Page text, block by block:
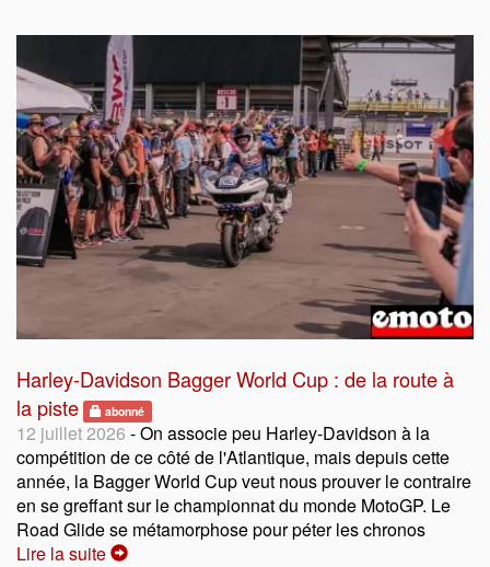
Harley-Davidson Bagger World Cup : de la route à
la piste
abonné
12 juillet 2026 - On associe peu Harley-Davidson à la
compétition de ce côté de l'Atlantique, mais depuis cette
année, la Bagger World Cup veut nous prouver le contraire
en se greffant sur le championnat du monde MotoGP. Le
Road Glide se métamorphose pour péter les chronos
Lire la suite